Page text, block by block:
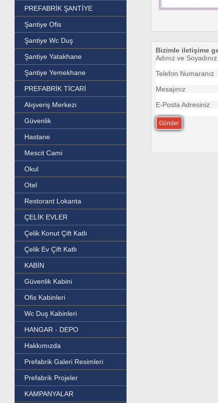
PREFABRİK ŞANTİYE
Şantiye Ofis
Şantiye Wc Duş
Şantiye Yatakhane
Şantiye Yemekhane
PREFABRİK TİCARİ
Alışveriş Merkezi
Güvenlik
Hastane
Mescit Cami
Okul
Otel
Restorant Lokanta
ÇELİK EVLER
Çelik Konut Çift Katlı
Çelik Ev Çift Katlı
KABİN
Güvenlik Kabini
Ofis Kabinleri
Wc Duş Kabinleri
HANGAR - DEPO
Hakkımızda
Prefabrik Galeri Resimleri
Prefabrik Projeler
KAMPANYALAR
Bizimle iletişime
Adınız ve Soyadınız
Telefon Numaranız
Mesajınız
E-Posta Adresiniz